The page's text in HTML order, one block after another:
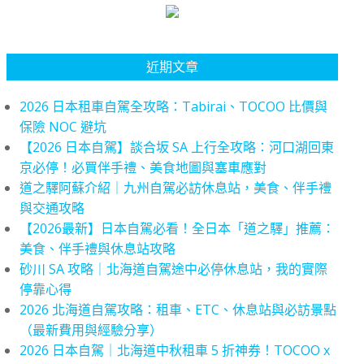
近期文章
2026 日本租車自駕全攻略：Tabirai、TOCOO 比價與
保險 NOC 避坑
【2026 日本自駕】談合坂 SA 上行全攻略：河口湖回東
京必停！必買伴手禮、美食地圖與塞車應對
道之驛阿蘇介紹｜九州自駕必訪休息站，美食、伴手禮
與交通攻略
【2026最新】日本自駕必看！全日本「道之驛」推薦：
美食、伴手禮與休息站攻略
砂川 SA 攻略｜北海道自駕途中必停休息站，我的實際
停靠心得
2026 北海道自駕攻略：租車、ETC、休息站與必訪景點
（最新費用與經驗分享）
2026 日本自駕｜北海道中秋租車 5 折神券！TOCOO x